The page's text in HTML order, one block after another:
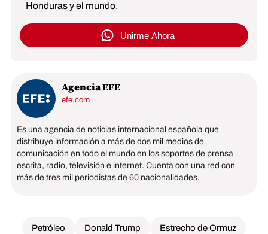
Honduras y el mundo.
Unirme Ahora
Agencia EFE
efe.com
Es una agencia de noticias internacional española que
distribuye información a más de dos mil medios de
comunicación en todo el mundo en los soportes de prensa
escrita, radio, televisión e internet. Cuenta con una red con
más de tres mil periodistas de 60 nacionalidades.
Petróleo Donald Trump Estrecho de Ormuz